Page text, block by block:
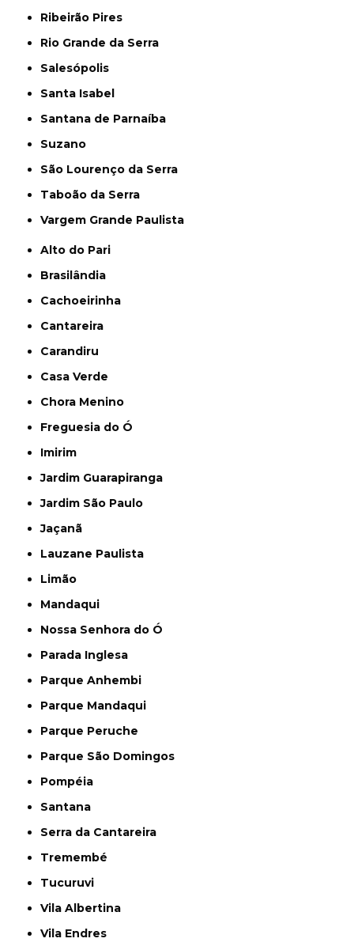
Ribeirão Pires
Rio Grande da Serra
Salesópolis
Santa Isabel
Santana de Parnaíba
Suzano
São Lourenço da Serra
Taboão da Serra
Vargem Grande Paulista
Alto do Pari
Brasilândia
Cachoeirinha
Cantareira
Carandiru
Casa Verde
Chora Menino
Freguesia do Ó
Imirim
Jardim Guarapiranga
Jardim São Paulo
Jaçanã
Lauzane Paulista
Limão
Mandaqui
Nossa Senhora do Ó
Parada Inglesa
Parque Anhembi
Parque Mandaqui
Parque Peruche
Parque São Domingos
Pompéia
Santana
Serra da Cantareira
Tremembé
Tucuruvi
Vila Albertina
Vila Endres